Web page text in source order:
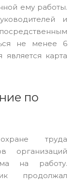
ему работы.
и
не менее 6
является карта
по
труда
организаций
на работу.
продолжал